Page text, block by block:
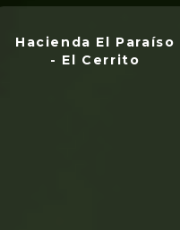
Hacienda El Paraíso
- El Cerrito